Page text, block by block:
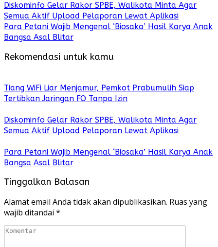
Diskominfo Gelar Rakor SPBE, Walikota Minta Agar
Semua Aktif Upload Pelaporan Lewat Aplikasi
Para Petani Wajib Mengenal ‘Biosaka’ Hasil Karya Anak
Bangsa Asal Blitar
Rekomendasi untuk kamu
Tiang WiFi Liar Menjamur, Pemkot Prabumulih Siap
Tertibkan Jaringan FO Tanpa Izin
Diskominfo Gelar Rakor SPBE, Walikota Minta Agar
Semua Aktif Upload Pelaporan Lewat Aplikasi
Para Petani Wajib Mengenal ‘Biosaka’ Hasil Karya Anak
Bangsa Asal Blitar
Tinggalkan Balasan
Alamat email Anda tidak akan dipublikasikan. Ruas yang
wajib ditandai *